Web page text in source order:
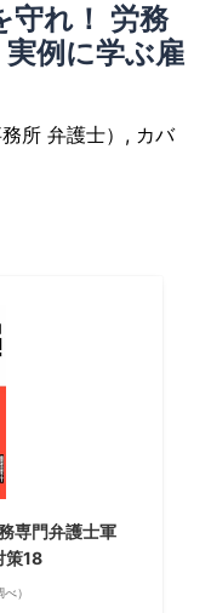
守れ！ 労務
例に学ぶ雇
所 弁護士）, カバ
専門弁護士軍
策18
）